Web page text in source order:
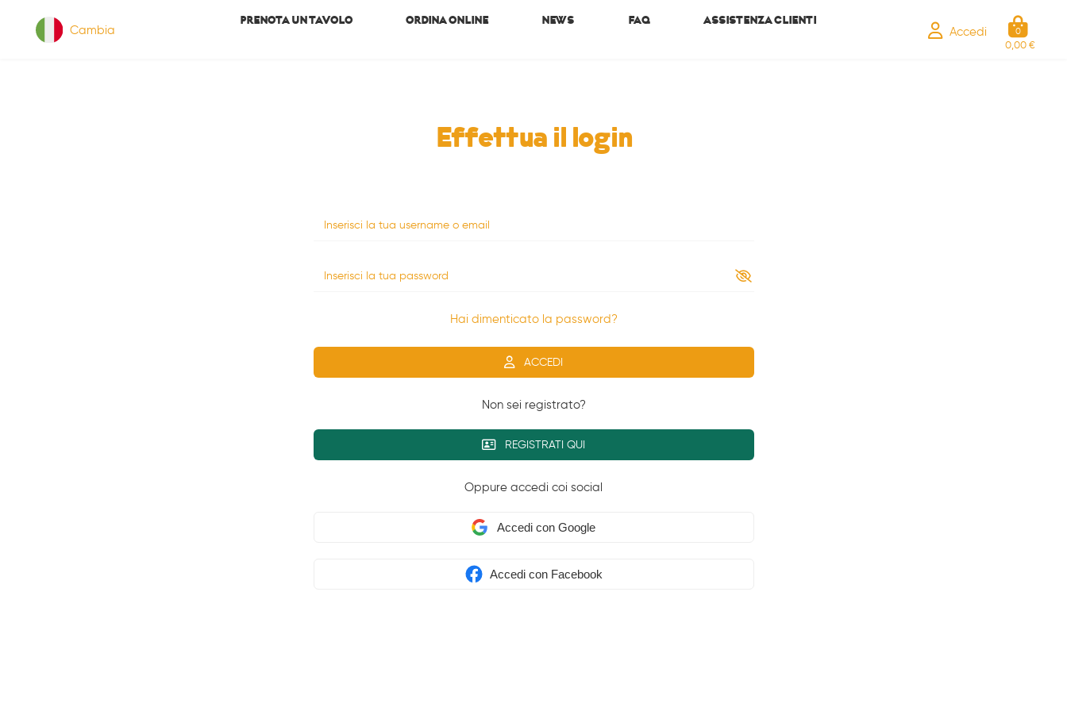
Cambia 0
0,00 €
Accedi
PRENOTA UN TAVOLO ORDINA ONLINE NEWS FAQ ASSISTENZA CLIENTI
Effettua il login
Inserisci la tua username o email
Inserisci la tua password
Hai dimenticato la password?
ACCEDI
Non sei registrato?
REGISTRATI QUI
Oppure accedi coi social
Accedi con Google
Accedi con Facebook